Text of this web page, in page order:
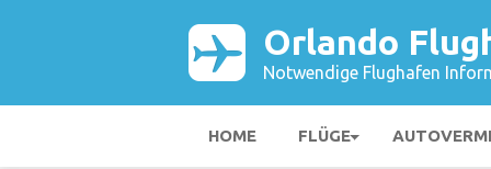
Orlando
Notwendige Flughafen
HOME FLÜGE